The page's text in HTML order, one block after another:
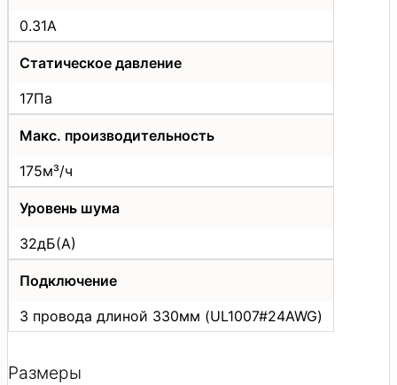
0.31А
Статическое давление
17Па
Макс. производительность
175м³/ч
Уровень шума
32дБ(А)
Подключение
3 провода длиной 330мм (UL1007#24AWG)
Размеры